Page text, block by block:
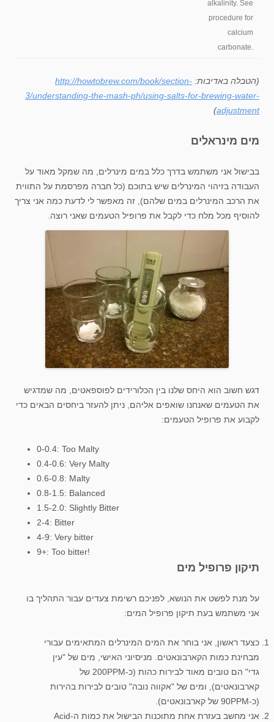
alkalinity. See
procedure for
calcium
carbonate.
(הטבלה באדיבות: http://howtobrew.com/book/section-
3/understanding-the-mash-ph/using-salts-for-brewing-water-
adjustment
)
מים מינראלים
בבישול אני משתמש בדרך כלל במים מינרלים, מה שמקל מאוד על
העבודה בזיהוי המינרלים שיש בתוכם (כל חברה מפרסמת על התווית
את הרכב המינרלים במים שלהם), זה מאפשר לי לדעת כמה אני צריך
להוסיף מכל מלח כדי לקבל את פרופיל הטעמים שאני רוצה.
דגש חשוב הוא היחס שלנו בין הכלורידים לפוספאטים, מה שמדגיש
את הטעמים שאנחנו שואפים אליהם, ניתן להעזר ביחסים הבאים כדי
לקבוע את פרופיל הטעמים:
0-0.4: Too Malty
0.4-0.6: Very Malty
0.6-0.8: Malty
0.8-1.5: Balanced
1.5-2.0: Slightly Bitter
2-4: Bitter
4-9: Very bitter
9+: Too bitter!
תיקון פרופיל מים
על מנת לפשט את הנושא, לפניכם רשימת צעדים עבור התהליך בו
אני משתמש בעת תיקון פרופיל המים:
כצעד ראשון, אני בוחר את המים המינרלים המתאימים עבורי
מבחינת כמות הקארבונאטים. מניסיוני האישי, מים של "עין
גדי" הם טובים מאוד לבירות כהות (כ-200PPM של
קארבונאטים), ומים של "אקווה נובה" טובים לבירות בהירות
(כ-90PPM של קארבונאטים).
אני מחשב בעזרת אחת מתוכנות הבישול את כמות ה-Acid